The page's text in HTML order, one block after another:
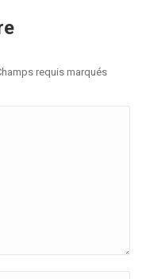
requis marqués